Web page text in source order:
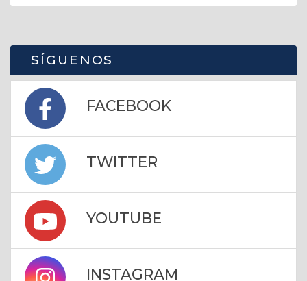
SÍGUENOS
FACEBOOK
TWITTER
YOUTUBE
INSTAGRAM